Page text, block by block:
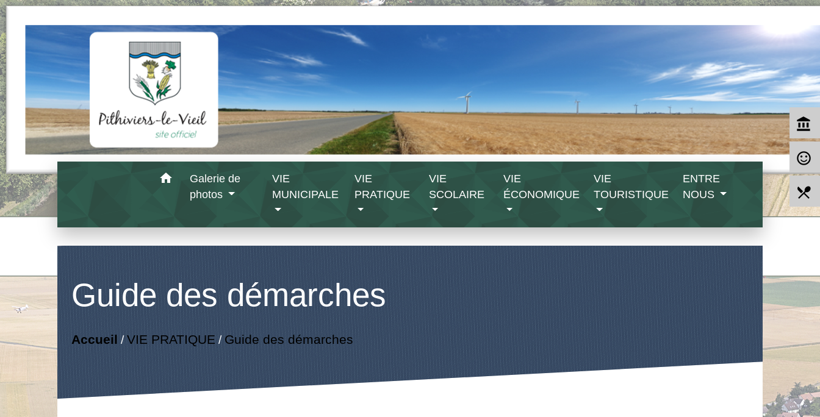
home
Galerie de
photos
VIE
MUNICIPALE
VIE
PRATIQUE
VIE
SCOLAIRE
VIE
ÉCONOMIQUE
VIE
TOURISTIQUE
ENTRE
NOUS
Guide des démarches
Accueil /VIE PRATIQUE/ Guide des démarches
account_balance
sentiment_satisfied_alt
local_dining